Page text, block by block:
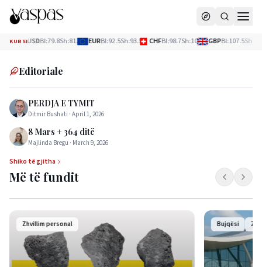
KURSI
USDBl:79.8Sh:81.1 EURBl:92.5Sh:93.5 CHFBl:98.7Sh:100 GBPBl:107.5Sh:108.8
Editoriale
PERDJA E TYMIT
Ditmir Bushati · April 1, 2026
8 Mars + 364 ditë
Majlinda Bregu · March 9, 2026
Shiko të gjitha
Më të fundit
Bujqësi Zhvillime Ekonomi
Shqipëria
të mëdha